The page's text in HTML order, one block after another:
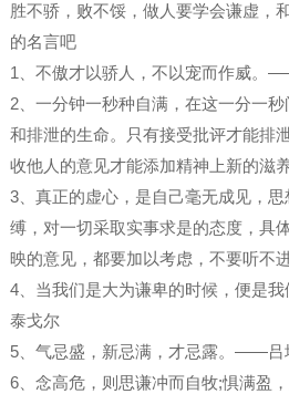
胜不骄，败不馁，做人要学会谦虚，
的名言吧
1、不傲才以骄人，不以宠而作威。
2、一分钟一秒种自满，在这一分一
和排泄的生命。只有接受批评才能排
收他人的意见才能添加精神上新的
3、真正的虚心，是自己毫无成见，
缚，对一切采取实事求是的态度，具
映的意见，都要加以考虑，不要听
4、当我们是大为谦卑的时候，便是
泰戈尔
5、气忌盛，新忌满，才忌露。——吕
6、念高危，则思谦冲而自牧;惧满盈